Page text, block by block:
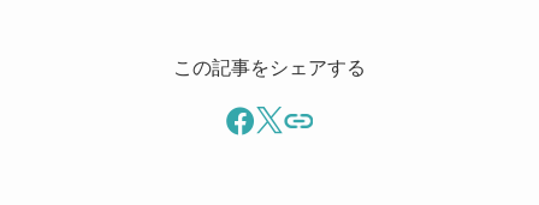
この記事をシェアする